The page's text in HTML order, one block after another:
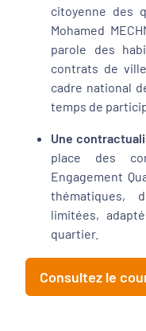
citoyenne des
Mohamed
parole des
contrats de
cadre national
temps de
Une
place des
Engagement
thématiques,
limitées,
quartier.
Consultez le